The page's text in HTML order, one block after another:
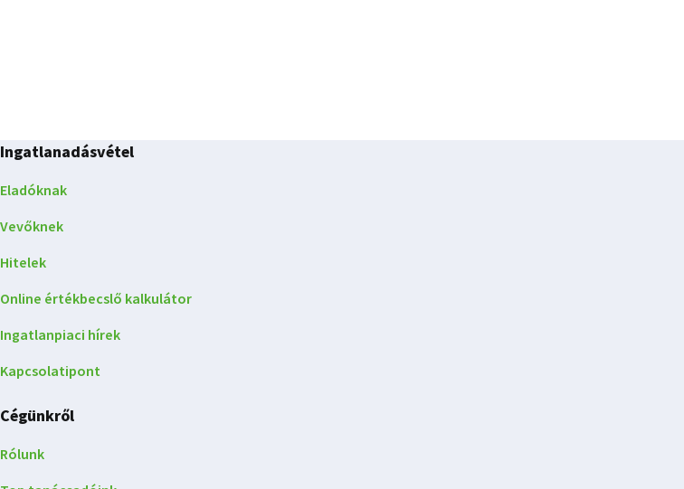
Ingatlanadásvétel
Eladóknak
Vevőknek
Hitelek
Online értékbecslő kalkulátor
Ingatlanpiaci hírek
Kapcsolatipont
Cégünkről
Rólunk